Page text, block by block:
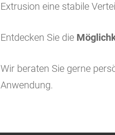
Extrusion eine stabile
Entdecken Sie die
Wir beraten Sie gerne
Anwendung.